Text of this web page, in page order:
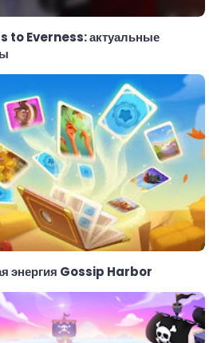
to Everness: актуальные
энергия Gossip Harbor